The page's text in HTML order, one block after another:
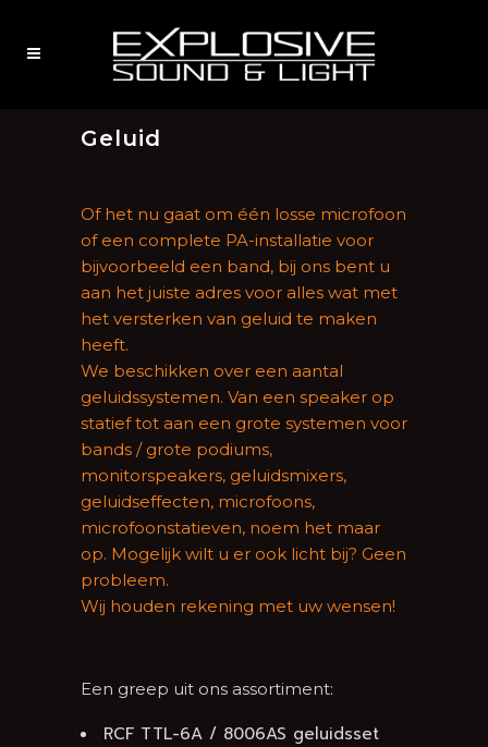
Geluid
Of het nu gaat om één losse microfoon
of een complete PA-installatie voor
bijvoorbeeld een band, bij ons bent u
aan het juiste adres voor alles wat met
het versterken van geluid te maken
heeft.
We beschikken over een aantal
geluidssystemen. Van een speaker op
statief tot aan een grote systemen voor
bands / grote podiums,
monitorspeakers, geluidsmixers,
geluidseffecten, microfoons,
microfoonstatieven, noem het maar
op. Mogelijk wilt u er ook licht bij? Geen
probleem.
Wij houden rekening met uw wensen!
Een greep uit ons assortiment:
RCF TTL-6A / 8006AS geluidsset